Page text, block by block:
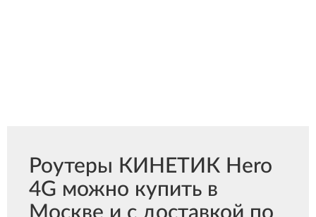
Роутеры КИНЕТИК Hero
4G можно купить в
Москве и с доставкой по